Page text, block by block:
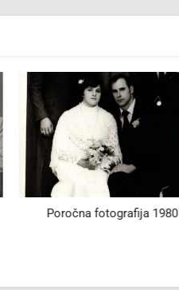
Poročna fotografija 1980